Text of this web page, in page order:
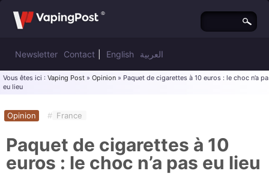
Newsletter Contact English العربية
Vous êtes ici : Vaping Post » Opinion » Paquet de cigarettes à 10 euros : le choc n’a
eu lieu
Opinion # France
Paquet de cigarettes à 10
euros : le choc n’a pas eu lieu